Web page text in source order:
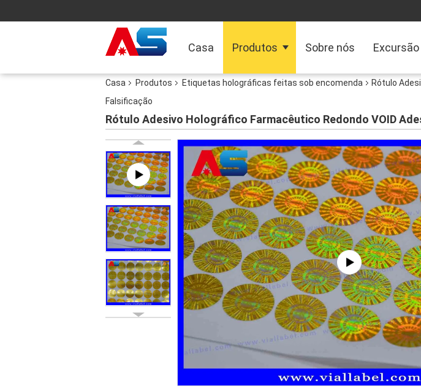
Casa Produtos Sobre nós
Casa Produtos Etiquetas holográficas feitas sob encomenda
Rótulo
Falsificação
Rótulo Adesivo Holográfico Farmacêutico Redondo VOID